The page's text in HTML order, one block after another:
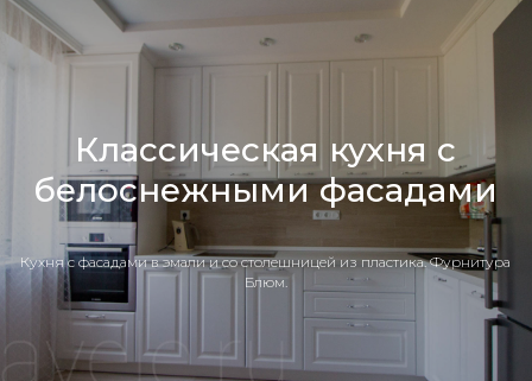
Классическая кухня с
белоснежными фасадами
Кухня c фасадами в эмали и со столешницей из пластика. Фурнитура
Блюм.